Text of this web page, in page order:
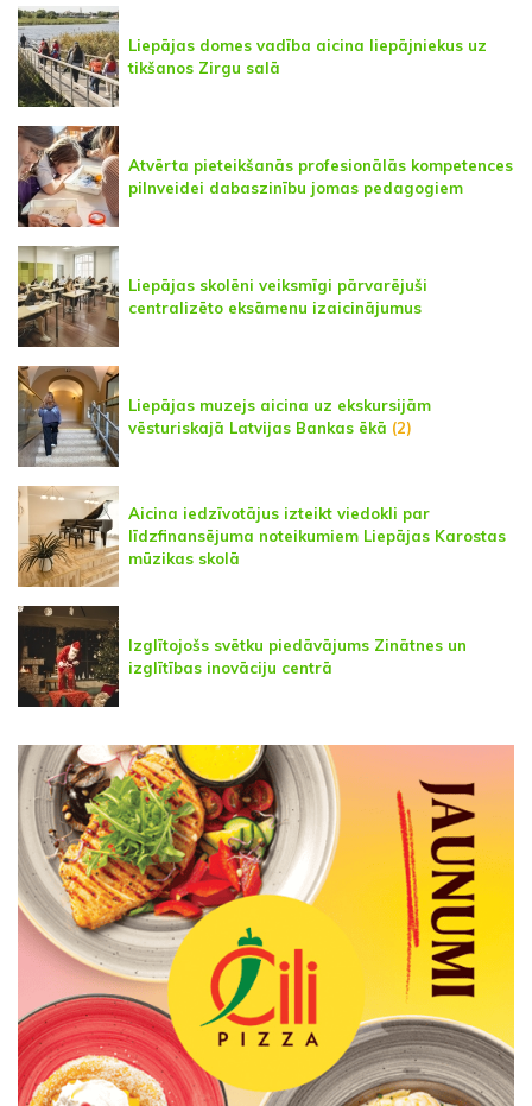
Liepājas domes vadība aicina liepājniekus uz
tikšanos Zirgu salā
Atvērta pieteikšanās profesionālās kompetences
pilnveidei dabaszinību jomas pedagogiem
Liepājas skolēni veiksmīgi pārvarējuši
centralizēto eksāmenu izaicinājumus
Liepājas muzejs aicina uz ekskursijām
vēsturiskajā Latvijas Bankas ēkā (2)
Aicina iedzīvotājus izteikt viedokli par
līdzfinansējuma noteikumiem Liepājas Karostas
mūzikas skolā
Izglītojošs svētku piedāvājums Zinātnes un
izglītības inovāciju centrā